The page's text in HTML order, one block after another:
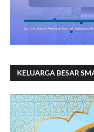
KELUARGA BESAR